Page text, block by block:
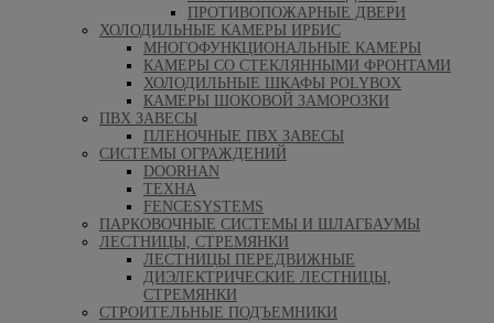
ПРОТИВОПОЖАРНЫЕ ДВЕРИ
ХОЛОДИЛЬНЫЕ КАМЕРЫ ИРБИС
МНОГОФУНКЦИОНАЛЬНЫЕ КАМЕРЫ
КАМЕРЫ СО СТЕКЛЯННЫМИ ФРОНТАМИ
ХОЛОДИЛЬНЫЕ ШКАФЫ POLYBOX
КАМЕРЫ ШОКОВОЙ ЗАМОРОЗКИ
ПВХ ЗАВЕСЫ
ПЛЕНОЧНЫЕ ПВХ ЗАВЕСЫ
СИСТЕМЫ ОГРАЖДЕНИЙ
DOORHAN
ТЕХНА
FENCESYSTEMS
ПАРКОВОЧНЫЕ СИСТЕМЫ И ШЛАГБАУМЫ
ЛЕСТНИЦЫ, СТРЕМЯНКИ
ЛЕСТНИЦЫ ПЕРЕДВИЖНЫЕ
ДИЭЛЕКТРИЧЕСКИЕ ЛЕСТНИЦЫ,
СТРЕМЯНКИ
СТРОИТЕЛЬНЫЕ ПОДЪЕМНИКИ